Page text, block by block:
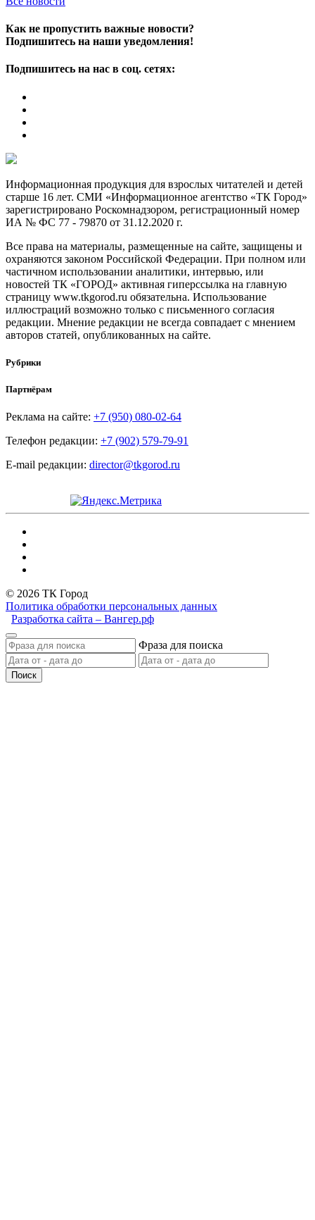
Как не пропустить важные новости?
Подпишитесь на наши уведомления!
Подпишитесь на нас в соц. сетях:
Информационная продукция для взрослых читателей и детей
старше 16 лет. СМИ «Информационное агентство «ТК Город»
зарегистрировано Роскомнадзором, регистрационный номер
ИА № ФС 77 - 79870 от 31.12.2020 г.
Все права на материалы, размещенные на сайте, защищены и
охраняются законом Российской Федерации. При полном или
частичном использовании аналитики, интервью, или
новостей ТК «ГОРОД» активная гиперссылка на главную
страницу www.tkgorod.ru обязательна. Использование
иллюстраций возможно только с письменного согласия
редакции. Мнение редакции не всегда совпадает с мнением
авторов статей, опубликованных на сайте.
Рубрики
Партнёрам
Реклама на сайте: +7 (950) 080-02-64
Телефон редакции: +7 (902) 579-79-91
E-mail редакции: director@tkgorod.ru
© 2026 ТК Город
Политика обработки персональных данных
Разработка сайта – Вангер.рф
Фраза для поиска
Поиск